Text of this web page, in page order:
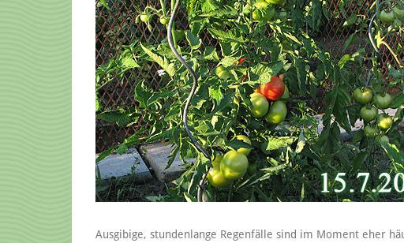
Ausgibige, stundenlange Regenfälle sind im Moment eher